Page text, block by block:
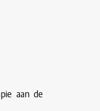
aan de